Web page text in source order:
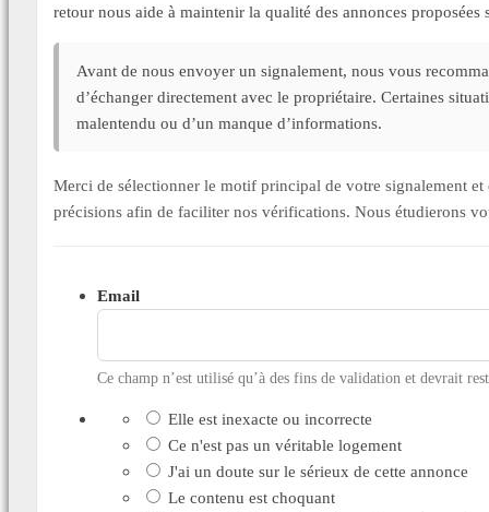
retour nous aide à maintenir la qualité des annonces proposées
Avant de nous envoyer un signalement, nous vous
d’échanger directement avec le propriétaire. Certaines
malentendu ou d’un manque d’informations.
Merci de sélectionner le motif principal de votre signalement
précisions afin de faciliter nos vérifications. Nous étudierons
Email
Ce champ n’est utilisé qu’à des fins de validation et devrait
Elle est inexacte ou incorrecte
Ce n'est pas un véritable logement
J'ai un doute sur le sérieux de cette annonce
Le contenu est choquant